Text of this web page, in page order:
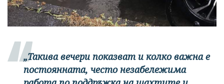
„Такива вечери показват и колко важна е
постоянната, често незабележима